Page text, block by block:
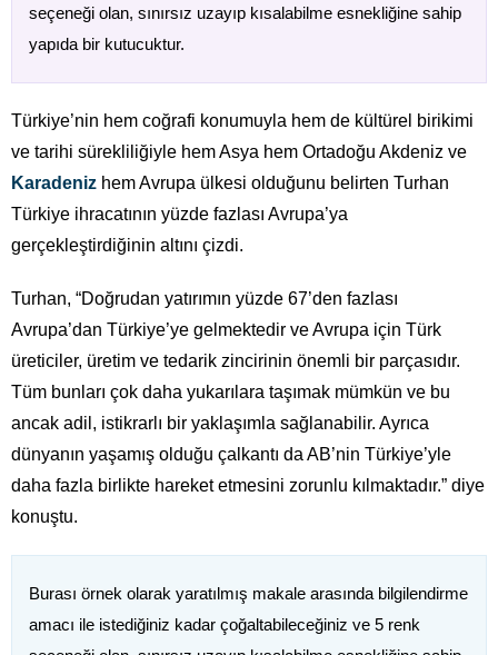
seçeneği olan, sınırsız uzayıp kısalabilme esnekliğine sahip
yapıda bir kutucuktur.
Türkiye’nin hem coğrafi konumuyla hem de kültürel birikimi
ve tarihi sürekliliğiyle hem Asya hem Ortadoğu Akdeniz ve
Karadeniz hem Avrupa ülkesi olduğunu belirten Turhan
Türkiye ihracatının yüzde fazlası Avrupa’ya
gerçekleştirdiğinin altını çizdi.
Turhan, “Doğrudan yatırımın yüzde 67’den fazlası
Avrupa’dan Türkiye’ye gelmektedir ve Avrupa için Türk
üreticiler, üretim ve tedarik zincirinin önemli bir parçasıdır.
Tüm bunları çok daha yukarılara taşımak mümkün ve bu
ancak adil, istikrarlı bir yaklaşımla sağlanabilir. Ayrıca
dünyanın yaşamış olduğu çalkantı da AB’nin Türkiye’yle
daha fazla birlikte hareket etmesini zorunlu kılmaktadır.” diye
konuştu.
Burası örnek olarak yaratılmış makale arasında bilgilendirme
amacı ile istediğiniz kadar çoğaltabileceğiniz ve 5 renk